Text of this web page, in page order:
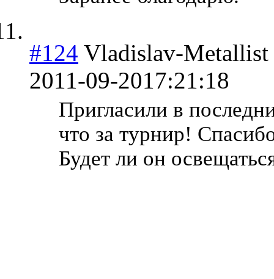
#124 Vladislav-Metallist
2011-09-2017:21:18
Пригласили в
что за турнир!
Будет ли он